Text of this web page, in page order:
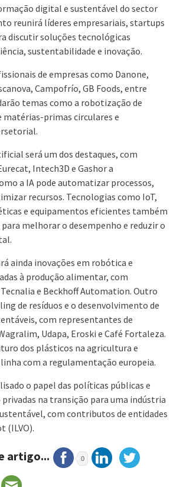
digital e sustentável do sector
reunirá líderes empresariais, startups
discutir soluções tecnológicas
sustentabilidade e inovação.
de empresas como Danone,
Campofrío, GB Foods, entre
temas como a robotização de
matérias-primas circulares e
será um dos destaques, com
Intech3D e Gashor a
a IA pode automatizar processos,
recursos. Tecnologias como IoT,
e equipamentos eficientes também
melhorar o desempenho e reduzir o
ainda inovações em robótica e
à produção alimentar, com
e Beckhoff Automation. Outro
de resíduos e o desenvolvimento de
com representantes de
Udapa, Eroski e Café Fortaleza.
dos plásticos na agricultura e
com a regulamentação europeia.
o papel das políticas públicas e
na transição para uma indústria
com contributos de entidades
(ILVO).
artigo... 0